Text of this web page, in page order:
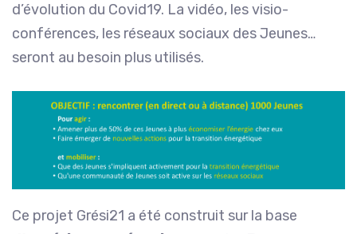
d’évolution du Covid19. La vidéo, les visio-
conférences, les réseaux sociaux des Jeunes…
seront au besoin plus utilisés.
Ce projet Grési21 a été construit sur la base